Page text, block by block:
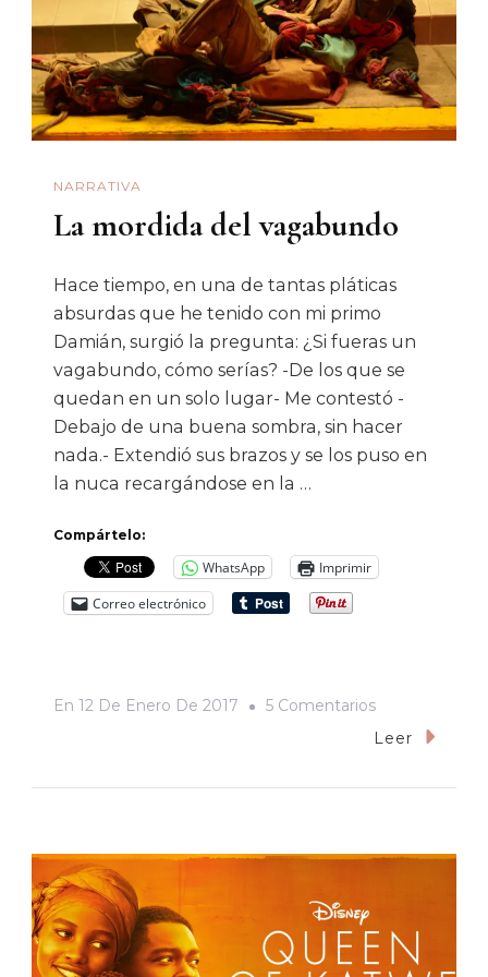
La
Pistola
Más
Rápida
Mexicano
NARRATIVA
La mordida del vagabundo
Hace tiempo, en una de tantas pláticas
absurdas que he tenido con mi primo
Damián, surgió la pregunta: ¿Si fueras un
vagabundo, cómo serías? -De los que se
quedan en un solo lugar- Me contestó -
Debajo de una buena sombra, sin hacer
nada.- Extendió sus brazos y se los puso en
la nuca recargándose en la …
Compártelo:
WhatsApp
Imprimir
Correo electrónico
En 12 De Enero De 2017 5 ComentariosEn
La
Leer